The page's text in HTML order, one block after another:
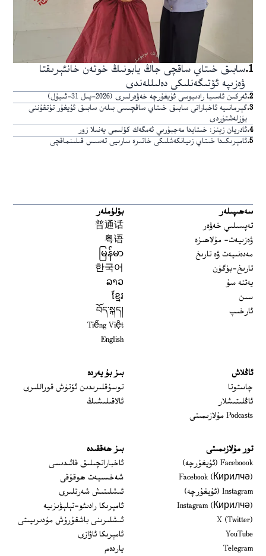
1
.سابىق خىتاي ساقچى جاڭ يابونىڭ خوتەن خانئېرىقتا
ۋەزىپە ئۆتىگەنلىكى دەلىللەندى
2
.ئەركىن ئاسىيا رادىيوسى ئۇيغۇرچە خەۋەرلىرى (2026-يىل 31-ئىيۇل)
3
.گېرمانىيە ئاخباراتى سابىق خىتاي ساقچىسى بىلەن سابىق ئۇيغۇر تۇتقۇننى
يۈزلەشتۈردى
4
.ئادريان زېنز: خىتايدا مەجبۇرىي ئەمگەك كۆلىمى يەنىلا زور
5
.ئامېرىكىدا خىتاي زىيانكەشلىكى خاتىرە سارىيى تەسىس قىلىنماقچى
سەھىپىلەر
تەپسىلىي خەۋەر
ۋەزىيەت- مۇلاھىزە
مەدەنىيەت ۋە تارىخ
تارىخ-بۈگۈن
يەتتە سۇ
سىن
ئارخىپ
بۆلۈملەر
普通话
粤语
မြန်မာ
한국어
ລາວ
ខ្មែរ
བོད་སྐད།
Tiếng Việt
English
ئاڭلاش
چاستوتا
ئاڭلىتىشلار
Podcasts مۇلازىمىتى
بىز بۇ يەردە
توسۇقلىرىدىن ئۆتۈش قوراللىرى
ئالاقىلىشىڭ
تور مۇلازىمىتى
Faceboook (ئۇيغۇرچە)
Opens in new window
Facebook (Кирилчә)
Opens in new window
Instagram (ئۇيغۇرچە)
Opens in new window
Instagram (Кирилчә)
Opens in new window
X (Twitter)
YouTube
Telegram
بىز ھەققىدە
ئاخباراتچىلىق قائىدىسى
شەخسىيەت ھوقۇقى
ئىشلىتىش شەرتلىرى
ئامېرىكا رادىئو-تېلېۋىزىيە
ئىشلىرىنى باشقۇرۇش مۇدىرىيىتى
ئامېرىكا ئاۋازى
ياردەم